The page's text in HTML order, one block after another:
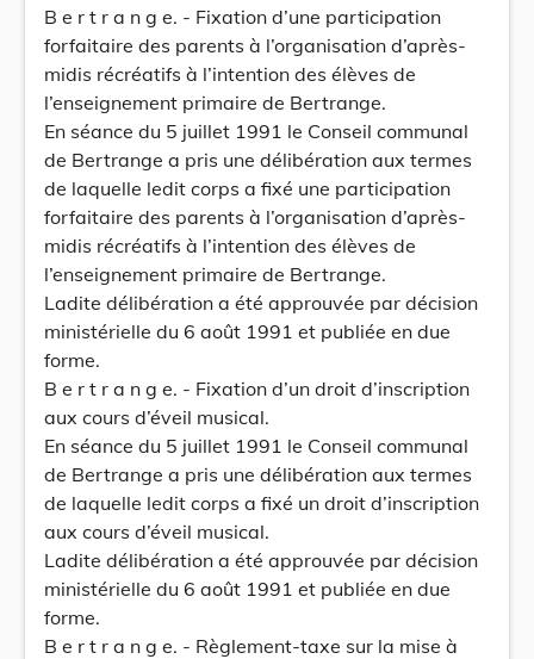
B e r t r a n g e. - Fixation d’une participation
forfaitaire des parents à l’organisation d’après-
midis récréatifs à l’intention des élèves de
l’enseignement primaire de Bertrange.
En séance du 5 juillet 1991 le Conseil communal
de Bertrange a pris une délibération aux termes
de laquelle ledit corps a fixé une participation
forfaitaire des parents à l’organisation d’après-
midis récréatifs à l’intention des élèves de
l’enseignement primaire de Bertrange.
Ladite délibération a été approuvée par décision
ministérielle du 6 août 1991 et publiée en due
forme.
B e r t r a n g e. - Fixation d’un droit d’inscription
aux cours d’éveil musical.
En séance du 5 juillet 1991 le Conseil communal
de Bertrange a pris une délibération aux termes
de laquelle ledit corps a fixé un droit d’inscription
aux cours d’éveil musical.
Ladite délibération a été approuvée par décision
ministérielle du 6 août 1991 et publiée en due
forme.
B e r t r a n g e. - Règlement-taxe sur la mise à